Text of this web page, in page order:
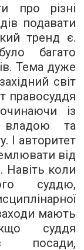
про різні
подавати
тренд є.
багато
Тема дуже
світ
правосуддя
із
владою та
І авторитет
від
Навіть коли
суддю,
мають
суддя
посади,